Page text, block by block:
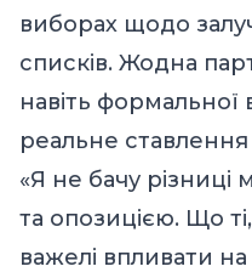
виборах щодо
списків. Жодна
навіть формальної
реальне
«Я не бачу
та опозицією. Що
важелі впливати